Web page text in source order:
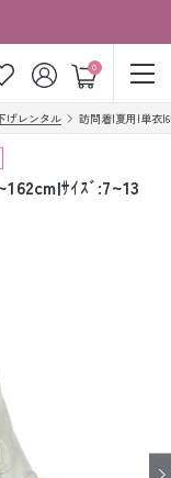
0
カート
れ
ープの
こちら
げレンタル 訪問着|夏用|単衣
ｻｲｽﾞ:7~13